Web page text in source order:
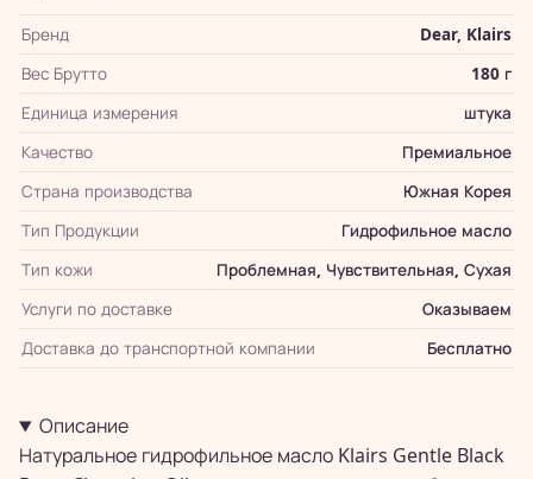
Бренд
Dear, Klairs
Вес Брутто
180 г
Единица измерения
штука
Качество
Премиальное
Страна производства
Южная Корея
Тип Продукции
Гидрофильное масло
Тип кожи
Проблемная, Чувствительная, Сухая
Услуги по доставке
Оказываем
Доставка до транспортной компании
Бесплатно
Описание
Натуральное гидрофильное масло Klairs Gentle Black